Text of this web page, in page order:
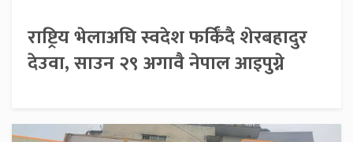
राष्ट्रिय भेलाअघि स्वदेश फर्किँदै शेरबहादुर
देउवा, साउन २९ अगावै नेपाल आइपुग्ने